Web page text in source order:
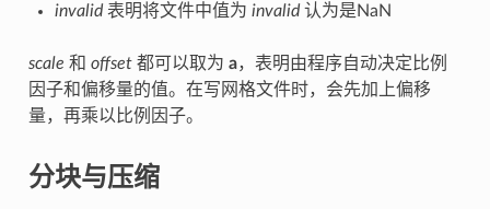
invalid表明将文件中值为 invalid认为是NaN
scale 和 offset都可以取为 a，表明由程序自动决定比例
因子和偏移量的值。在写网格文件时，会先加上偏移
量，再乘以比例因子。
分块与压缩